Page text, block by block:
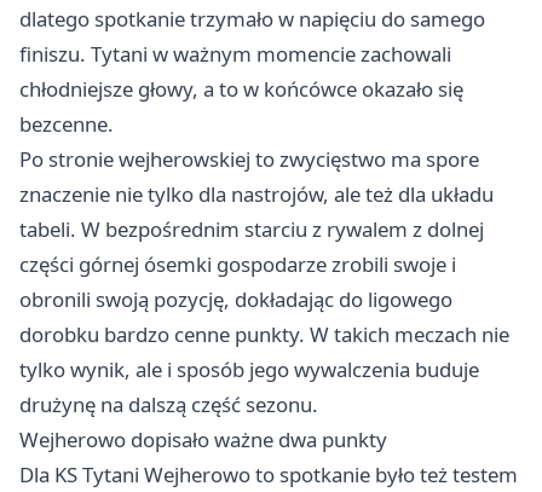
dlatego spotkanie trzymało w napięciu do samego
finiszu. Tytani w ważnym momencie zachowali
chłodniejsze głowy, a to w końcówce okazało się
bezcenne.
Po stronie wejherowskiej to zwycięstwo ma spore
znaczenie nie tylko dla nastrojów, ale też dla układu
tabeli. W bezpośrednim starciu z rywalem z dolnej
części górnej ósemki gospodarze zrobili swoje i
obronili swoją pozycję, dokładając do ligowego
dorobku bardzo cenne punkty. W takich meczach nie
tylko wynik, ale i sposób jego wywalczenia buduje
drużynę na dalszą część sezonu.
Wejherowo dopisało ważne dwa punkty
Dla KS Tytani Wejherowo to spotkanie było też testem